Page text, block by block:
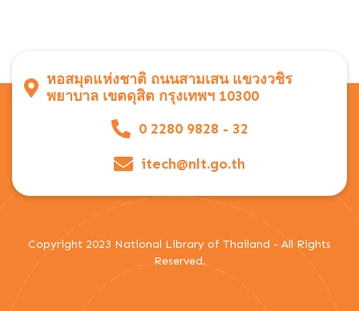
หอสมุดแห่งชาติ ถนนสามเสน แขวงวชิร
พยาบาล เขตดุสิต กรุงเทพฯ 10300
0 2280 9828 - 32
itech@nlt.go.th
Copyright 2023 National Library of Thailand - All Rights
Reserved.